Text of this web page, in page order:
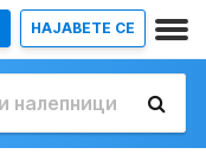
НАЈАВETE СЕ